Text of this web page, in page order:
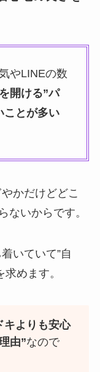
やLINEの数
開ける”パ
ことが多い
かだけどどこ
ないからです。
いていて”自
めます。
キよりも安心
由”なので